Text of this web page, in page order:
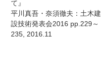
て』
平川真吾・奈須徹夫：土木建
設技術発表会2016 pp.229～
235, 2016.11